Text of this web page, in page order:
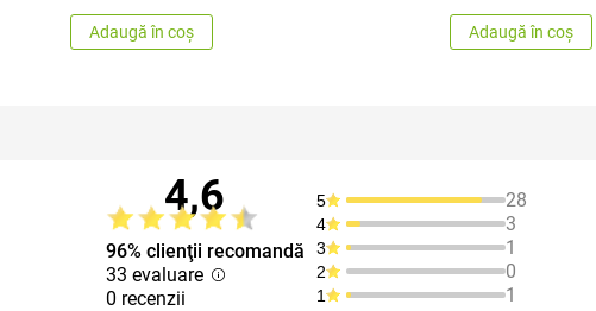
Adaugă în coș Adaugă în coș
4,6
96% clienţii recomandă
33 evaluare
0 recenzii
5 28
4 3
3 1
2 0
1 1